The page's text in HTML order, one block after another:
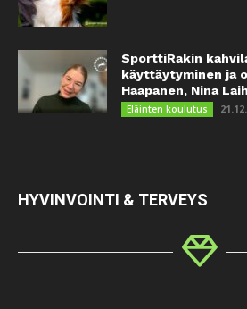
SporttiRakin
käyttäytyminen ja
Haapanen, Nina
Eläinten koulutus
HYVINVOINTI & TERVEYS